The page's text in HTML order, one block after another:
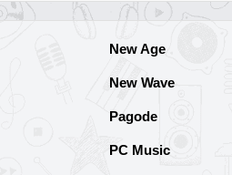
New Age
New Wave
Pagode
PC Music